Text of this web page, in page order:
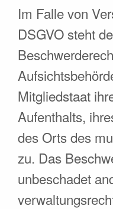
Im Falle von
DSGVO steht
Mitgliedstaat
Aufenthalts,
des Orts des
zu. Das
unbeschadet